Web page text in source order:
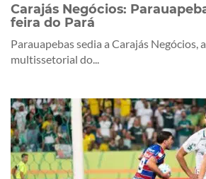
Carajás Negócios:
feira do Pará
Parauapebas sedia a Carajás Negócios,
multissetorial do...